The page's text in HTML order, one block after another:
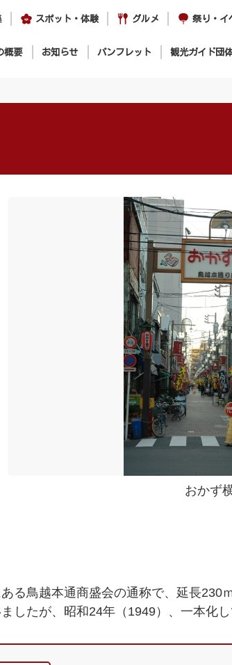
スポット・体験 グルメ 祭り・イ
概要 お知らせ パンフレット 観光ガイド団
おかず
る鳥越本通商盛会の通称で、延長
したが、昭和24年（1949）、一本化